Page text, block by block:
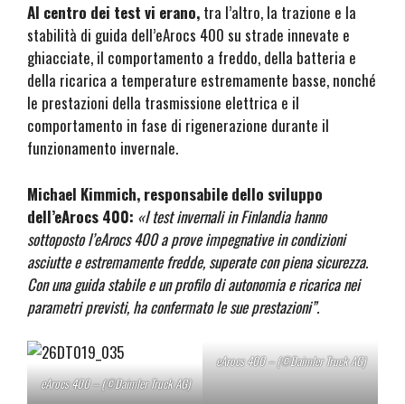
Al centro dei test vi erano, tra l’altro, la trazione e la
stabilità di guida dell’eArocs 400 su strade innevate e
ghiacciate, il comportamento a freddo, della batteria e
della ricarica a temperature estremamente basse, nonché
le prestazioni della trasmissione elettrica e il
comportamento in fase di rigenerazione durante il
funzionamento invernale.
Michael Kimmich, responsabile dello sviluppo
dell’eArocs 400: «I test invernali in Finlandia hanno
sottoposto l’eArocs 400 a prove impegnative in condizioni
asciutte e estremamente fredde, superate con piena sicurezza.
Con una guida stabile e un profilo di autonomia e ricarica nei
parametri previsti, ha confermato le sue prestazioni”.
eArocs 400 – (©Daimler Truck AG)
eArocs 400 – (©Daimler Truck AG)